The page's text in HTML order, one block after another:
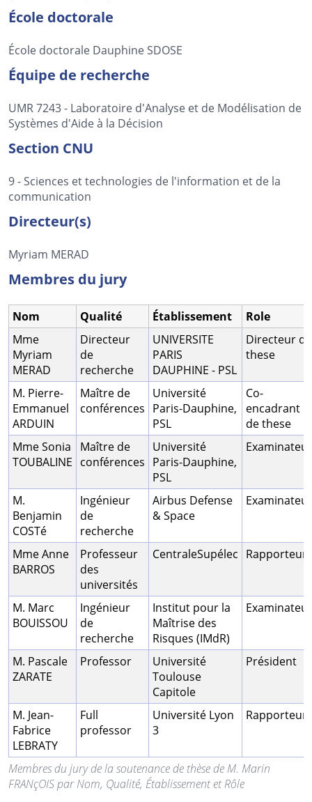
École doctorale
École doctorale Dauphine SDOSE
Équipe de recherche
UMR 7243 - Laboratoire d'Analyse et de Modélisation de
Systèmes d'Aide à la Décision
Section CNU
9 - Sciences et technologies de l'information et de la
communication
Directeur(s)
Myriam MERAD
Membres du jury
Membres du jury de la soutenance de thèse de M. Marin
FRANçOIS par Nom, Qualité, Établissement et Rôle
Nom Qualité Établissement Role
Mme
Myriam
MERAD
Directeur
de
recherche
UNIVERSITE
PARIS
DAUPHINE - PSL
Directeur de
these
M. Pierre-
Emmanuel
ARDUIN
Maître de
conférences
Université
Paris-Dauphine,
PSL
Co-
encadrant
de these
Mme Sonia
TOUBALINE
Maître de
conférences
Université
Paris-Dauphine,
PSL
Examinateur
M.
Benjamin
COSTé
Ingénieur
de
recherche
Airbus Defense
& Space
Examinateur
Mme Anne
BARROS
Professeur
des
universités
CentraleSupélec Rapporteur
M. Marc
BOUISSOU
Ingénieur
de
recherche
Institut pour la
Maîtrise des
Risques (IMdR)
Examinateur
M. Pascale
ZARATE
Professor
Université
Toulouse
Capitole
Président
M. Jean-
Fabrice
LEBRATY
Full
professor
Université Lyon
3
Rapporteur